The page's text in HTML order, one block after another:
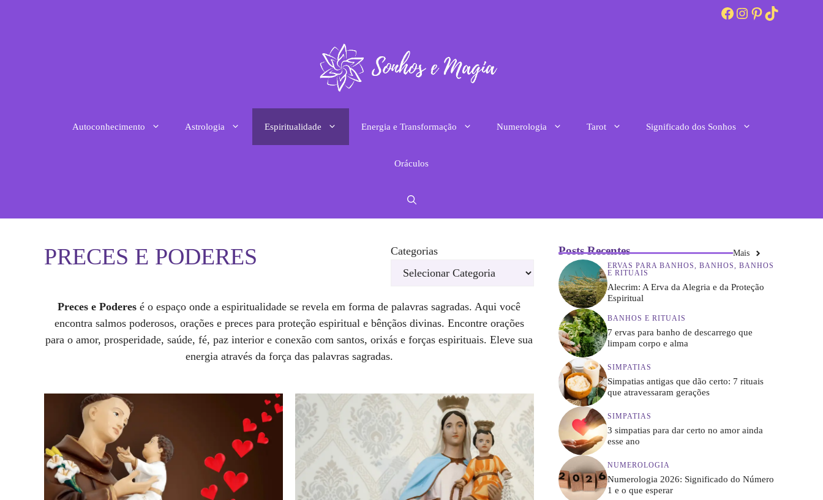
Facebook
Instagram
Pinterest
TikTok
Autoconhecimento Astrologia Espiritualidade Energia e Transformação Numerologia Tarot Significado dos Sonhos
Oráculos
PRECES E PODERES Categorias
Preces e Poderes é o espaço onde a espiritualidade se revela em forma de palavras sagradas. Aqui você
encontra salmos poderosos, orações e preces para proteção espiritual e bênçãos divinas. Encontre orações
para o amor, prosperidade, saúde, fé, paz interior e conexão com santos, orixás e forças espirituais. Eleve sua
energia através da força das palavras sagradas.
Posts Recentes Mais
ERVAS PARA BANHOS BANHOS
BANHOS
E RITUAIS
Alecrim: A Erva da Alegria e da Proteção
Espiritual
BANHOS E RITUAIS
7 ervas para banho de descarrego que
limpam corpo e alma
SIMPATIAS
Simpatias antigas que dão certo: 7 rituais
que atravessaram gerações
SIMPATIAS
3 simpatias para dar certo no amor ainda
esse ano
NUMEROLOGIA
Numerologia 2026: Significado do Número
1 e o que esperar